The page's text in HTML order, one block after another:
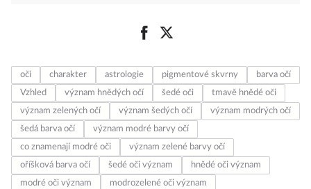
oči charakter astrologie pigmentové skvrny
barva očí
Vzhled
význam hnědých očí šedé oči
tmavě hnědé oči
význam zelených očí
význam šedých očí
význam modrých očí
šedá barva očí
význam modré barvy očí
co znamenají modré oči
význam zelené barvy očí
oříšková barva očí
šedé oči význam
hnědé oči význam
modré oči význam
modrozelené oči význam